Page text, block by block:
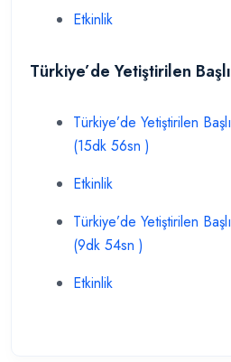
Etkinlik
Türkiye’de Yetiştirilen
Türkiye’de Yetiştirilen
(15dk 56sn )
Etkinlik
Türkiye’de Yetiştirilen
(9dk 54sn )
Etkinlik